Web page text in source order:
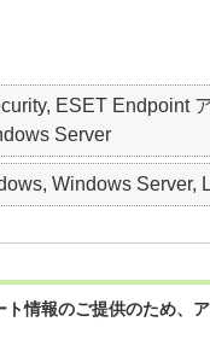
ESET Endpoint
Server
Windows Server,
ト情報のご提供のため